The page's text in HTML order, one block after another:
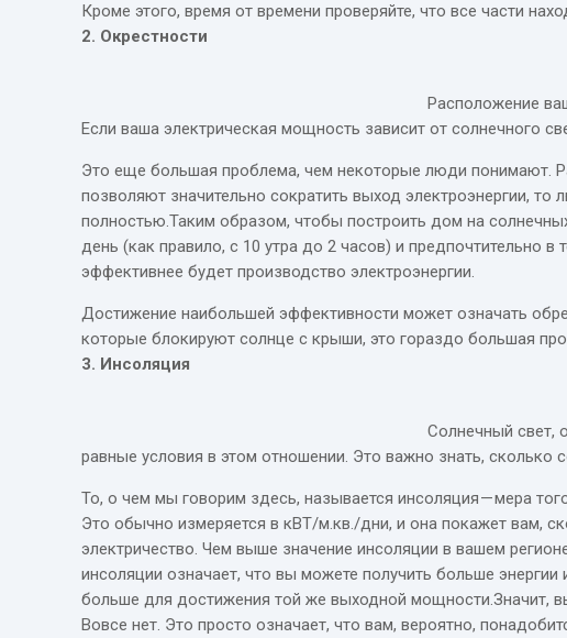
Кроме этого, время от времени проверяйте, что все части
2. Окрестности
Расположение
Если ваша электрическая мощность зависит от солнечного
Это еще большая проблема, чем некоторые люди понимают.
позволяют значительно сократить выход электроэнергии, то
полностью.Таким образом, чтобы построить дом на
день (как правило, с 10 утра до 2 часов) и предпочтительно
эффективнее будет производство электроэнергии.
Достижение наибольшей эффективности может означать
которые блокируют солнце с крыши, это гораздо большая
3. Инсоляция
Солнечный свет,
равные условия в этом отношении. Это важно знать, сколько
То, о чем мы говорим здесь, называется инсоляция — мера
Это обычно измеряется в кВТ/м.кв./дни, и она покажет вам,
электричество. Чем выше значение инсоляции в вашем
инсоляции означает, что вы можете получить больше
больше для достижения той же выходной мощности.Значит,
Вовсе нет. Это просто означает, что вам, вероятно,